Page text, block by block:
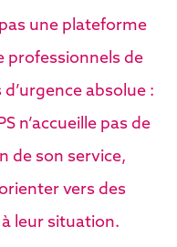
pas une plateforme
professionnels de
absolue :
n’accueille pas de
de son service,
vers des
leur situation.